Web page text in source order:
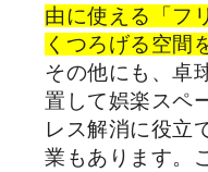
由に使える「フ
くつろげる空間
その他にも、卓
置して娯楽スペ
レス解消に役立
業もあります。